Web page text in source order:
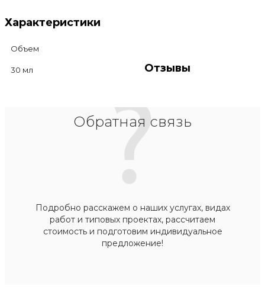
Характеристики
Объем
30 мл Отзывы
Обратная связь
Подробно расскажем о наших услугах, видах
работ и типовых проектах, рассчитаем
стоимость и подготовим индивидуальное
предложение!